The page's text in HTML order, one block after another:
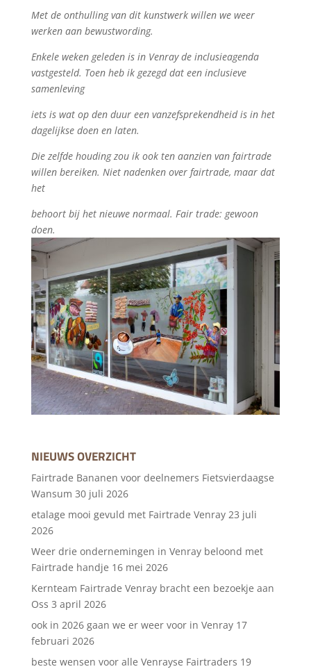
Met de onthulling van dit kunstwerk willen we weer
werken aan bewustwording.
Enkele weken geleden is in Venray de inclusieagenda
vastgesteld. Toen heb ik gezegd dat een inclusieve
samenleving
iets is wat op den duur een vanzefsprekendheid is in het
dagelijkse doen en laten.
Die zelfde houding zou ik ook ten aanzien van fairtrade
willen bereiken. Niet nadenken over fairtrade, maar dat
het
behoort bij het nieuwe normaal. Fair trade: gewoon
doen.
NIEUWS OVERZICHT
Fairtrade Bananen voor deelnemers Fietsvierdaagse
Wansum 30 juli 2026
etalage mooi gevuld met Fairtrade Venray 23 juli
2026
Weer drie ondernemingen in Venray beloond met
Fairtrade handje 16 mei 2026
Kernteam Fairtrade Venray bracht een bezoekje aan
Oss 3 april 2026
ook in 2026 gaan we er weer voor in Venray 17
februari 2026
beste wensen voor alle Venrayse Fairtraders 19